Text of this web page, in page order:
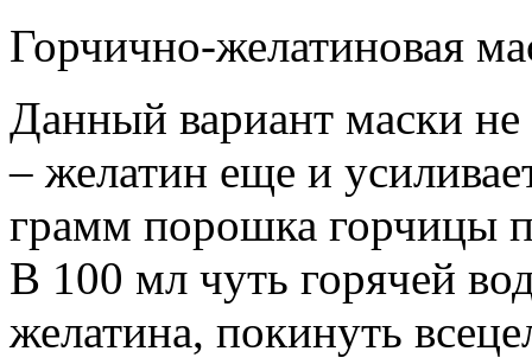
Горчично-желатиновая
Данный вариант маски не
– желатин еще и
грамм порошка горчицы
В 100 мл чуть горячей
желатина, покинуть